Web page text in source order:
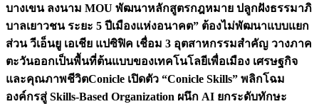
บางเขน ลงนาม MOU พัฒนาหลักสูตรกฎหมาย ปลูกฝังธรรมาภิ
บาลเยาวชน ระยะ 5 ปีเมืองแห่งอนาคต” ต้องไม่พัฒนาแบบแยก
ส่วน วีเอ็นยู เอเชีย แปซิฟิค เชื่อม 3 อุตสาหกรรมสำคัญ วางภาค
ตะวันออกเป็นพื้นที่ต้นแบบของเทคโนโลยีเพื่อเมือง เศรษฐกิจ
และคุณภาพชีวิตConicle เปิดตัว “Conicle Skills” พลิกโฉม
องค์กรสู่ Skills-Based Organization ผนึก AI ยกระดับทักษะ